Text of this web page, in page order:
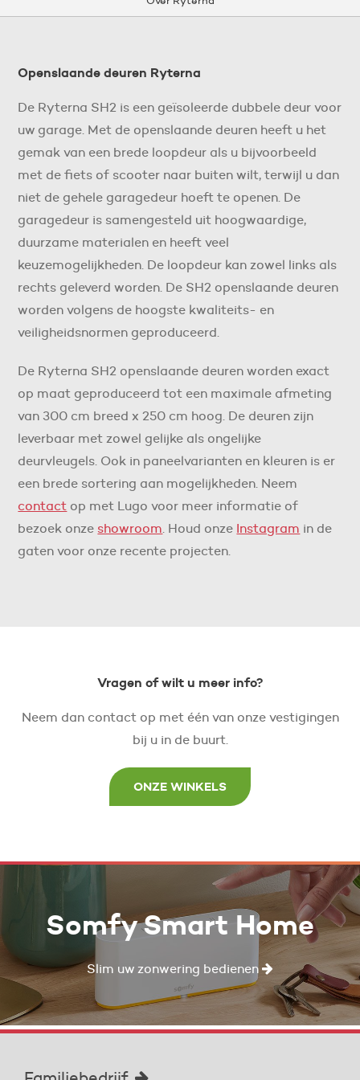
Openslaande deuren Ryterna
De Ryterna SH2 is een geïsoleerde dubbele deur voor
uw garage. Met de openslaande deuren heeft u het
gemak van een brede loopdeur als u bijvoorbeeld
met de fiets of scooter naar buiten wilt, terwijl u dan
niet de gehele garagedeur hoeft te openen. De
garagedeur is samengesteld uit hoogwaardige,
duurzame materialen en heeft veel
keuzemogelijkheden. De loopdeur kan zowel links als
rechts geleverd worden. De SH2 openslaande deuren
worden volgens de hoogste kwaliteits- en
veiligheidsnormen geproduceerd.
De Ryterna SH2 openslaande deuren worden exact
op maat geproduceerd tot een maximale afmeting
van 300 cm breed x 250 cm hoog. De deuren zijn
leverbaar met zowel gelijke als ongelijke
deurvleugels. Ook in paneelvarianten en kleuren is er
een brede sortering aan mogelijkheden. Neem
contact op met Lugo voor meer informatie of
bezoek onze showroom . Houd onze Instagram in de
gaten voor onze recente projecten.
Vragen of wilt u meer info?
Neem dan contact op met één van onze vestigingen
bij u in de buurt.
ONZE WINKELS
Somfy Smart Home
Slim uw zonwering bedienen